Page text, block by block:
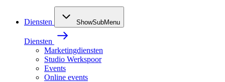
Diensten ShowSubMenu
Diensten
Marketingdiensten
Studio Werkspoor
Events
Online events